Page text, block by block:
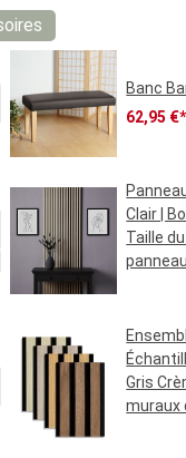
Banc
Prix
62,95 €*
Clair |
Taille
Gris
muraux